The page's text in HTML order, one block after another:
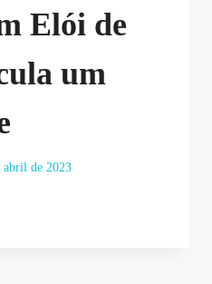
Elói de
um
abril de 2023